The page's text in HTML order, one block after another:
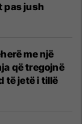
pas jush
me një
që tregojnë
të jetë i tillë